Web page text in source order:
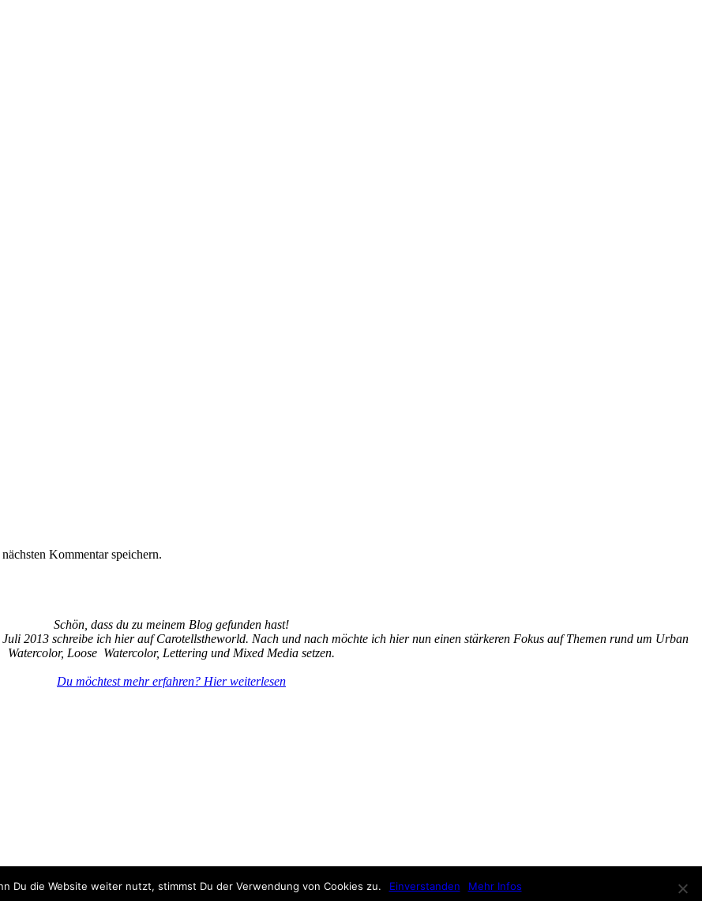
Kommentar speichern.
Schön, dass du zu meinem Blog gefunden hast!
2013 schreibe ich hier auf Carotellstheworld. Nach und nach möchte ich hier nun einen stärkeren Fokus auf Themen rund um Urban
Watercolor, Loose Watercolor, Lettering und Mixed Media setzen.
Du möchtest mehr erfahren? Hier weiterlesen
Du die Website weiter nutzt, stimmst Du der Verwendung von Cookies zu. Einverstanden Mehr Infos
Copyright © 2013-2024 Carotellstheworld|Impressum & Datenschutz